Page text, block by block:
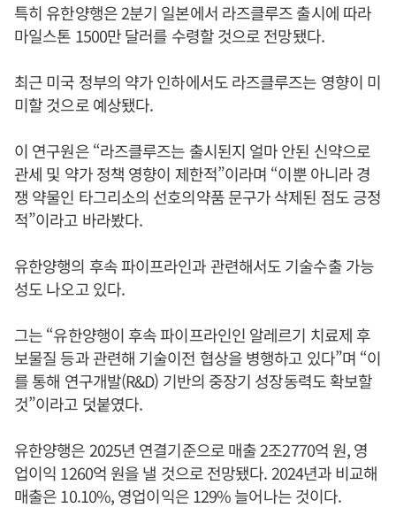
특히 유한양행은 2분기 일본에서 라즈클루즈 출시에 따라
마일스톤 1500만 달러를 수령할 것으로 전망됐다.
최근 미국 정부의 약가 인하에서도 라즈클루즈는 영향이 미
미할 것으로 예상됐다.
이 연구원은 “라즈클루즈는 출시된지 얼마 안된 신약으로
관세 및 약가 정책 영향이 제한적”이라며 “이뿐 아니라 경
쟁 약물인 타그리소의 선호의약품 문구가 삭제된 점도 긍정
적”이라고 바라봤다.
유한양행의 후속 파이프라인과 관련해서도 기술수출 가능
성도 나오고 있다.
그는 “유한양행이 후속 파이프라인인 알레르기 치료제 후
보물질 등과 관련해 기술이전 협상을 병행하고 있다”며 “이
를 통해 연구개발(R&D) 기반의 중장기 성장동력도 확보할
것”이라고 덧붙였다.
유한양행은 2025년 연결기준으로 매출 2조2770억 원, 영
업이익 1260억 원을 낼 것으로 전망됐다. 2024년과 비교해
매출은 10.10%, 영업이익은 129% 늘어나는 것이다.